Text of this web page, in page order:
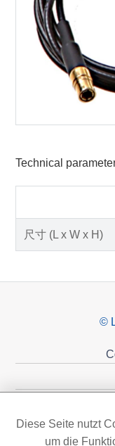
Technical
尺寸 (L x W x H)
©
Diese Seite nutzt
um die